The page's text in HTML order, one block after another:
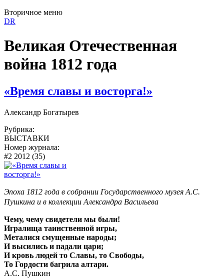
Вторичное меню
DR
Великая Отечественная
война 1812 года
«Время славы и восторга!»
Александр Богатырев
Рубрика:
ВЫСТАВКИ
Номер журнала:
#2 2012 (35)
Эпоха 1812 года в собрании Государственного музея А.С.
Пушкина и в коллекции Александра Васильева
Чему, чему свидетели мы были!
Игралища таинственной игры,
Металися смущенные народы;
И высились и падали цари;
И кровь людей то Славы, то Свободы,
То Гордости багрила алтари.
А.С. Пушкин